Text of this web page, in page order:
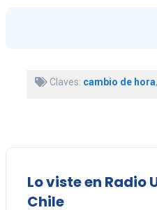
Claves: cambio de hora,
Lo viste en Radio
Chile